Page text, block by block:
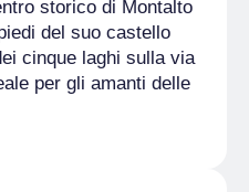
storico di Montalto
del suo castello
cinque laghi sulla via
per gli amanti delle